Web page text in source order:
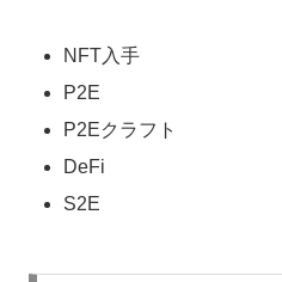
NFT入手
P2E
P2Eクラフト
DeFi
S2E